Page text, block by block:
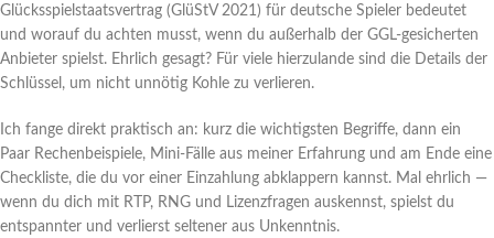
Glücksspielstaatsvertrag (GlüStV 2021) für deutsche Spieler bedeutet
und worauf du achten musst, wenn du außerhalb der GGL-gesicherten
Anbieter spielst. Ehrlich gesagt? Für viele hierzulande sind die Details der
Schlüssel, um nicht unnötig Kohle zu verlieren.
Ich fange direkt praktisch an: kurz die wichtigsten Begriffe, dann ein
Paar Rechenbeispiele, Mini-Fälle aus meiner Erfahrung und am Ende eine
Checkliste, die du vor einer Einzahlung abklappern kannst. Mal ehrlich —
wenn du dich mit RTP, RNG und Lizenzfragen auskennst, spielst du
entspannter und verlierst seltener aus Unkenntnis.